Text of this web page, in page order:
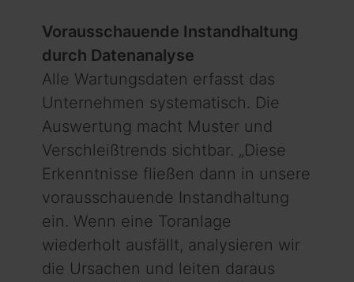
Vorausschauende Instandhaltung
durch Datenanalyse
Alle Wartungsdaten erfasst das
Unter­nehmen systematisch. Die
Aus­wertung macht Muster und
Verschleiß­trends sichtbar. „Diese
Erkennt­nisse fließen dann in unsere
­vorausschauende In­stand­haltung
ein. Wenn eine Tor­an­lage
wiederholt ausfällt, analysieren wir
die Ur­sachen und leiten daraus